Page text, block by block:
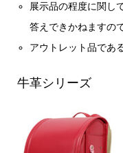
展示品の程度に関し
答えできかねますの
アウトレット品であ
牛革シリーズ